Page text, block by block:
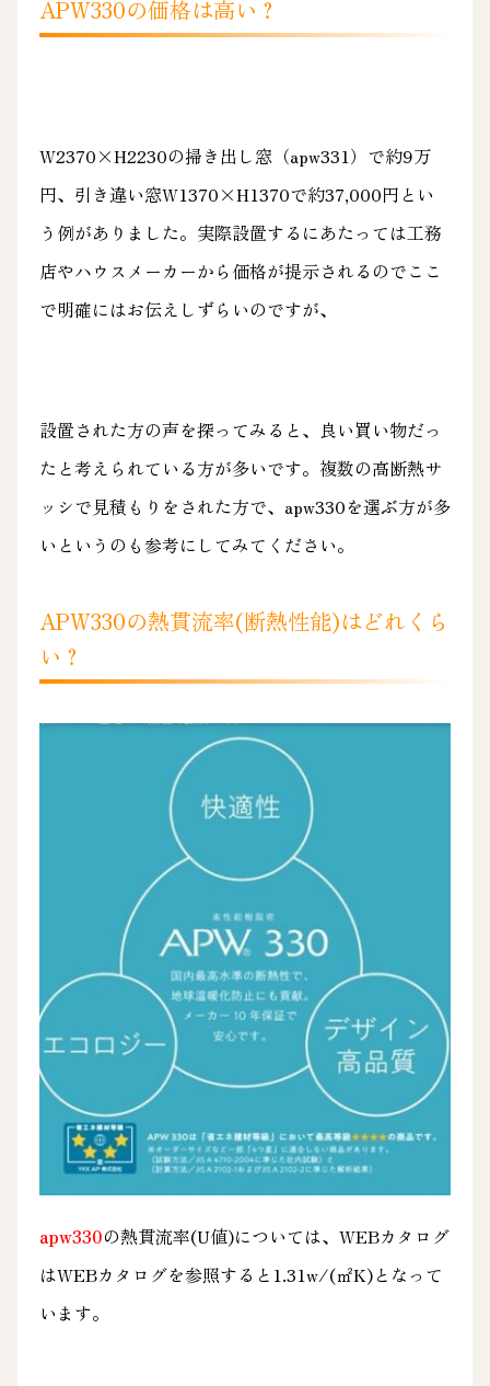
APW330の価格は高い？
W2370×H2230の掃き出し窓（apw331）で約9万
円、引き違い窓W1370×H1370で約37,000円とい
う例がありました。実際設置するにあたっては工務
店やハウスメーカーから価格が提示されるのでここ
で明確にはお伝えしずらいのですが、
設置された方の声を探ってみると、良い買い物だっ
たと考えられている方が多いです。複数の高断熱サ
ッシで見積もりをされた方で、apw330を選ぶ方が多
いというのも参考にしてみてください。
APW330の熱貫流率(断熱性能)はどれくら
い？
apw330の熱貫流率(U値)については、WEBカタログ
はWEBカタログを参照すると1.31w/(㎡K)となって
います。